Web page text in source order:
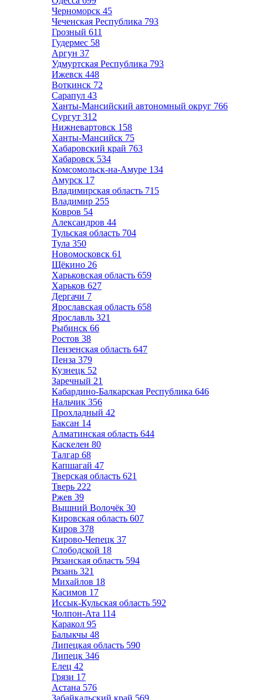
Черноморск 45
Чеченская Республика 793
Грозный 611
Гудермес 58
Аргун 37
Удмуртская Республика 793
Ижевск 448
Воткинск 72
Сарапул 43
Ханты-Мансийский автономный округ 766
Сургут 312
Нижневартовск 158
Ханты-Мансийск 75
Хабаровский край 763
Хабаровск 534
Комсомольск-на-Амуре 134
Амурск 17
Владимирская область 715
Владимир 255
Ковров 54
Александров 44
Тульская область 704
Тула 350
Новомосковск 61
Щёкино 26
Харьковская область 659
Харьков 627
Дергачи 7
Ярославская область 658
Ярославль 321
Рыбинск 66
Ростов 38
Пензенская область 647
Пенза 379
Кузнецк 52
Заречный 21
Кабардино-Балкарская Республика 646
Нальчик 356
Прохладный 42
Баксан 14
Алматинская область 644
Каскелен 80
Талгар 68
Капшагай 47
Тверская область 621
Тверь 222
Ржев 39
Вышний Волочёк 30
Кировская область 607
Киров 378
Кирово-Чепецк 37
Слободской 18
Рязанская область 594
Рязань 321
Михайлов 18
Касимов 17
Иссык-Кульская область 592
Чолпон-Ата 114
Каракол 95
Балыкчы 48
Липецкая область 590
Липецк 346
Елец 42
Грязи 17
Астана 576
Забайкальский край 569